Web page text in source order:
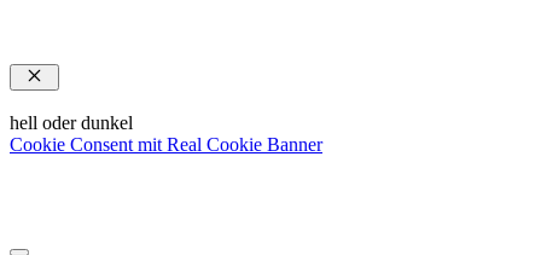
Schließen
hell oder dunkel
Cookie Consent mit Real Cookie Banner